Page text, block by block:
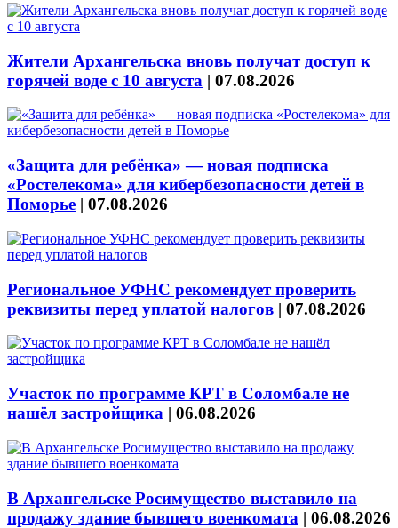
Жители Архангельска вновь получат доступ к
горячей воде с 10 августа | 07.08.2026
«Защита для ребёнка» — новая подписка
«Ростелекома» для кибербезопасности детей в
Поморье | 07.08.2026
Региональное УФНС рекомендует проверить
реквизиты перед уплатой налогов | 07.08.2026
Участок по программе КРТ в Соломбале не
нашёл застройщика | 06.08.2026
В Архангельске Росимущество выставило на
продажу здание бывшего военкомата | 06.08.2026